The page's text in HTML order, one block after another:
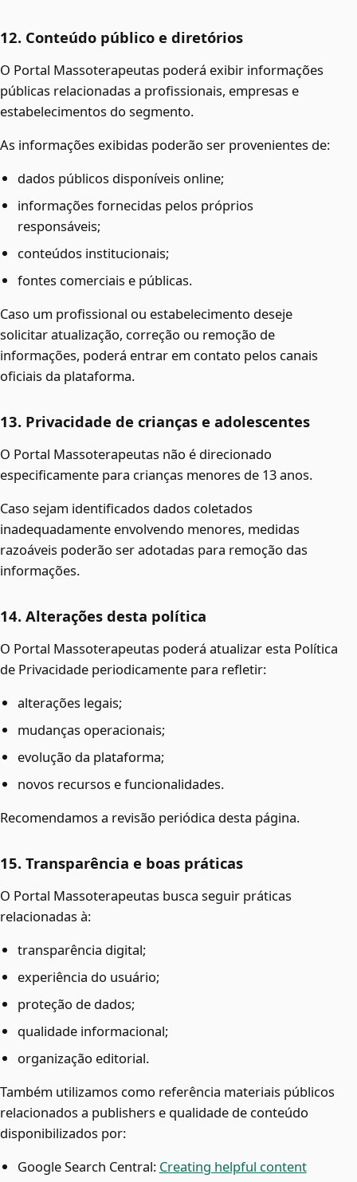
12. Conteúdo público e diretórios
O Portal Massoterapeutas poderá exibir informações
públicas relacionadas a profissionais, empresas e
estabelecimentos do segmento.
As informações exibidas poderão ser provenientes de:
dados públicos disponíveis online;
informações fornecidas pelos próprios
responsáveis;
conteúdos institucionais;
fontes comerciais e públicas.
Caso um profissional ou estabelecimento deseje
solicitar atualização, correção ou remoção de
informações, poderá entrar em contato pelos canais
oficiais da plataforma.
13. Privacidade de crianças e adolescentes
O Portal Massoterapeutas não é direcionado
especificamente para crianças menores de 13 anos.
Caso sejam identificados dados coletados
inadequadamente envolvendo menores, medidas
razoáveis poderão ser adotadas para remoção das
informações.
14. Alterações desta política
O Portal Massoterapeutas poderá atualizar esta Política
de Privacidade periodicamente para refletir:
alterações legais;
mudanças operacionais;
evolução da plataforma;
novos recursos e funcionalidades.
Recomendamos a revisão periódica desta página.
15. Transparência e boas práticas
O Portal Massoterapeutas busca seguir práticas
relacionadas à:
transparência digital;
experiência do usuário;
proteção de dados;
qualidade informacional;
organização editorial.
Também utilizamos como referência materiais públicos
relacionados a publishers e qualidade de conteúdo
disponibilizados por:
Google Search Central: Creating helpful content